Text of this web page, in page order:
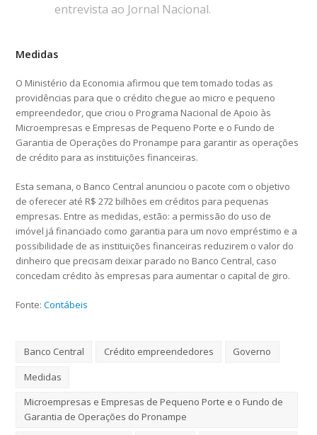
entrevista ao Jornal Nacional.
Medidas
O Ministério da Economia afirmou que tem tomado todas as
providências para que o crédito chegue ao micro e pequeno
empreendedor, que criou o Programa Nacional de Apoio às
Microempresas e Empresas de Pequeno Porte e o Fundo de
Garantia de Operações do Pronampe para garantir as operações
de crédito para as instituições financeiras.
Esta semana, o Banco Central anunciou o pacote com o objetivo
de oferecer até R$ 272 bilhões em créditos para pequenas
empresas. Entre as medidas, estão: a permissão do uso de
imóvel já financiado como garantia para um novo empréstimo e a
possibilidade de as instituições financeiras reduzirem o valor do
dinheiro que precisam deixar parado no Banco Central, caso
concedam crédito às empresas para aumentar o capital de giro.
Fonte:Contábeis
Banco Central Crédito empreendedores
Governo
Medidas
Microempresas e Empresas de Pequeno Porte e o Fundo de
Garantia de Operações do Pronampe